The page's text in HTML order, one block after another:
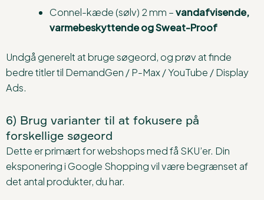
Connel-kæde (sølv) 2 mm –vandafvisende,
varmebeskyttende og Sweat-Proof
Undgå generelt at bruge søgeord, og prøv at finde
bedre titler til DemandGen / P-Max / YouTube / Display
Ads.
6) Brug varianter til at fokusere på
forskellige søgeord
Dette er primært for webshops med få SKU’er. Din
eksponering i Google Shopping vil være begrænset af
det antal produkter, du har.